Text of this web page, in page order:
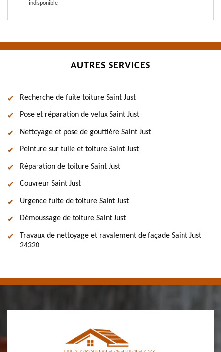
indisponible
AUTRES SERVICES
Recherche de fuite toiture Saint Just
Pose et réparation de velux Saint Just
Nettoyage et pose de gouttière Saint Just
Peinture sur tuile et toiture Saint Just
Réparation de toiture Saint Just
Couvreur Saint Just
Urgence fuite de toiture Saint Just
Démoussage de toiture Saint Just
Travaux de nettoyage et ravalement de façade Saint Just
24320